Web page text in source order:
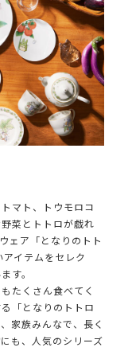
マト、トウモロコ
菜とトトロが戯れ
ェア「となりのトト
イテムをセレク
す。
たくさん食べてく
「となりのトトロ
家族みんなで、長く
も、人気のシリーズ